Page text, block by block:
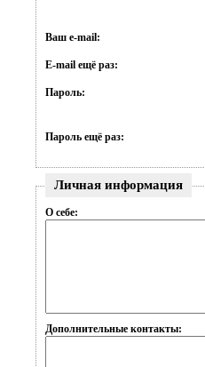
Ваш e-mail:
E-mail ещё раз:
Пароль:
Пароль ещё раз:
Личная информация
О себе:
Дополнительные контакты: